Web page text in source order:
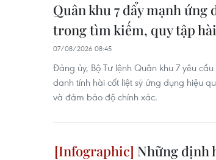
Quân khu 7 đẩy mạnh
trong tìm kiếm, quy tập
07/08/2026 08:45
Đảng ủy, Bộ Tư lệnh Quân khu 7 yêu
danh tính hài cốt liệt sỹ ứng dụng hiệu
và đảm bảo độ chính xác.
Những định